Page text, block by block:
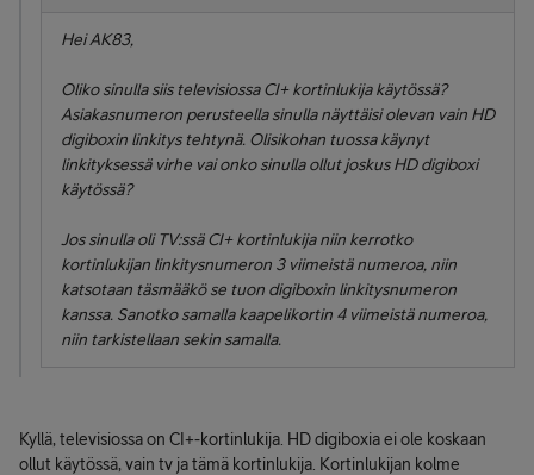
Hei AK83,
Oliko sinulla siis televisiossa CI+ kortinlukija käytössä?
Asiakasnumeron perusteella sinulla näyttäisi olevan vain HD
digiboxin linkitys tehtynä. Olisikohan tuossa käynyt
linkityksessä virhe vai onko sinulla ollut joskus HD digiboxi
käytössä?
Jos sinulla oli TV:ssä CI+ kortinlukija niin kerrotko
kortinlukijan linkitysnumeron 3 viimeistä numeroa, niin
katsotaan täsmääkö se tuon digiboxin linkitysnumeron
kanssa. Sanotko samalla kaapelikortin 4 viimeistä numeroa,
niin tarkistellaan sekin samalla.
Kyllä, televisiossa on CI+-kortinlukija. HD digiboxia ei ole koskaan
ollut käytössä, vain tv ja tämä kortinlukija. Kortinlukijan kolme